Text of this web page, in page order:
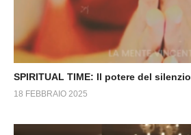
SPIRITUAL TIME: Il potere del silenzio
18 FEBBRAIO 2025